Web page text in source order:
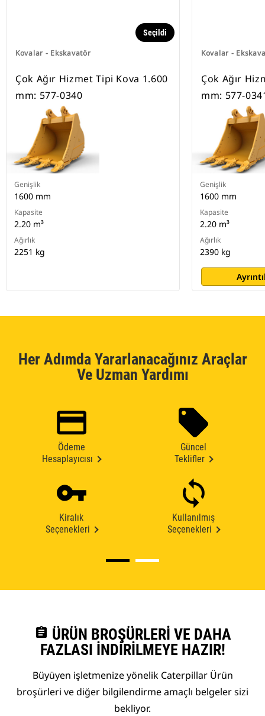
Kovalar - Ekskavatör
Seçildi
Çok Ağır Hizmet Tipi Kova 1.600
mm: 577-0340
Genişlik
1600 mm
Kapasite
2.20 m³
Ağırlık
2251 kg
Kovalar -
Çok Ağır
mm: 577-
Genişlik
1600 mm
Kapasite
2.20 m³
Ağırlık
2390 kg
Her Adımda Yararlanacağınız Araçlar
Ve Uzman Yardımı
Ödeme
Hesaplayıcısı
Güncel
Teklifler
Kiralık
Seçenekleri
Kullanılmış
Seçenekleri
assignment ÜRÜN BROŞÜRLERI VE DAHA
FAZLASI İNDIRILMEYE HAZIR!
Büyüyen işletmenize yönelik Caterpillar Ürün
broşürleri ve diğer bilgilendirme amaçlı belgeler sizi
bekliyor.